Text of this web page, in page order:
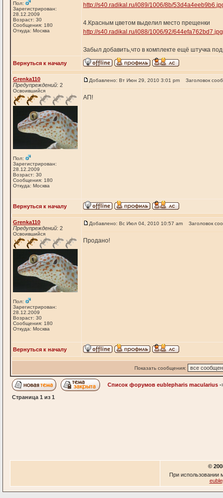
Пол:
Зарегистрирован:
28.12.2009
Возраст: 30
Сообщения: 180
Откуда: Москва
http://s40.radikal.ru/i089/1006/8b/
4.Красным цветом выделил место прещенки
http://s40.radikal.ru/i088/1006/92/644efa762bd7.jpg
Забыл добавить,что в комплекте ещё штучка
Вернуться к началу
Grenka110
Предупреждений: 2
Освоившийся
Пол:
Зарегистрирован:
28.12.2009
Возраст: 30
Сообщения: 180
Откуда: Москва
Добавлено: Вт Июн 29, 2010 3:01 pm Заголовок
АП!
Вернуться к началу
Grenka110
Предупреждений: 2
Освоившийся
Пол:
Зарегистрирован:
28.12.2009
Возраст: 30
Сообщения: 180
Откуда: Москва
Добавлено: Вс Июл 04, 2010 10:57 am Заголовок
Продано!
Вернуться к началу
Показать сообщения:
Список форумов eublepharis macularius -
Страница 1 из 1
©
При использовании